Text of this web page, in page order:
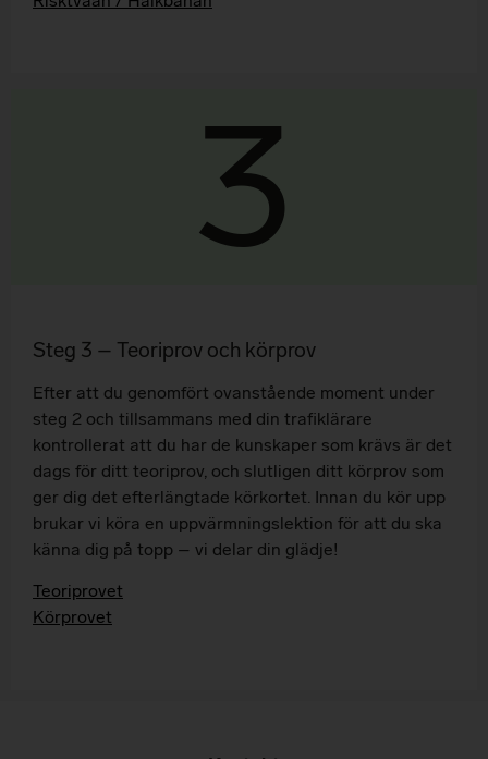
3
Steg 3 – Teoriprov och körprov
Efter att du genomfört ovanstående moment under
steg 2 och tillsammans med din trafiklärare
kontrollerat att du har de kunskaper som krävs är det
dags för ditt teoriprov, och slutligen ditt körprov som
ger dig det efterlängtade körkortet. Innan du kör upp
brukar vi köra en uppvärmningslektion för att du ska
känna dig på topp – vi delar din glädje!
Teoriprovet
Körprovet